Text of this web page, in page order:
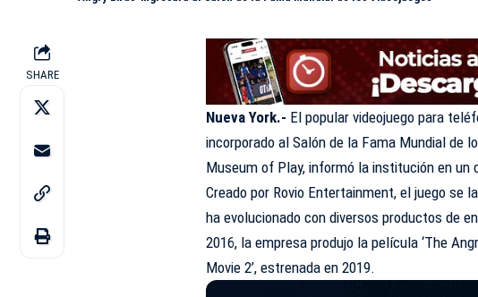
SHARE
Nueva York.- El popular videojuego para
incorporado al Salón de la Fama Mundial de
Museum of Play, informó la institución en un
Creado por Rovio Entertainment, el juego se
ha evolucionado con diversos productos de
2016, la empresa produjo la película ‘The
Movie 2’, estrenada en 2019.